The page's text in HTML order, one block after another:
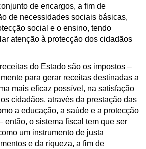
de encargos, a fim de
de necessidades sociais básicas,
social e o ensino, tendo
atenção à protecção dos cidadãos
do Estado são os impostos –
para gerar receitas destinadas a
mais eficaz possível, na satisfação
cidadãos, através da prestação das
a educação, a saúde e a protecção
então, o sistema fiscal tem que ser
um instrumento de justa
e da riqueza, a fim de